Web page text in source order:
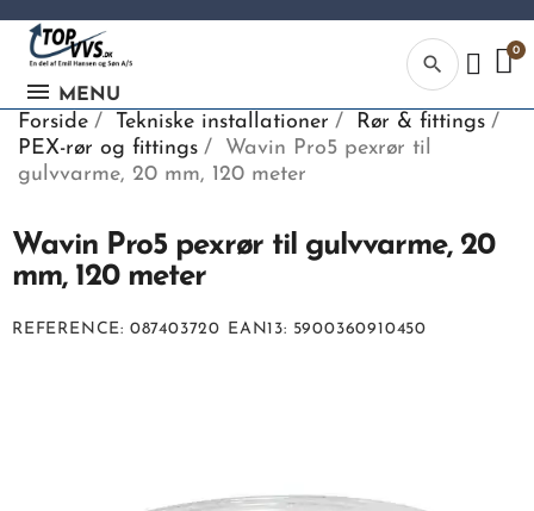
MENU
search
Forside Tekniske installationer
Rør & fittings
PEX-rør og fittings
Wavin Pro5 pexrør til
gulvvarme, 20 mm, 120 meter
Wavin Pro5 pexrør til gulvvarme, 20
mm, 120 meter
REFERENCE 087403720 EAN13 5900360910450